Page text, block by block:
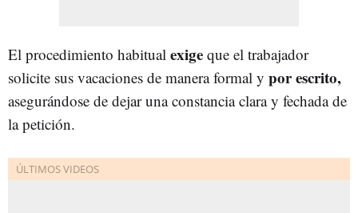
El procedimiento habitual exige que el trabajador
solicite sus vacaciones de manera formal y por escrito,
asegurándose de dejar una constancia clara y fechada de
la petición.